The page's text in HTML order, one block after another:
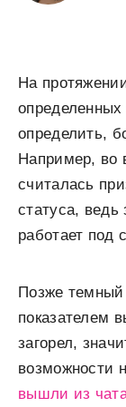
На
определить,
Например, во
считалась
статуса, ведь
работает под
Позже темный
показателем
загорел,
возможности
вышли из